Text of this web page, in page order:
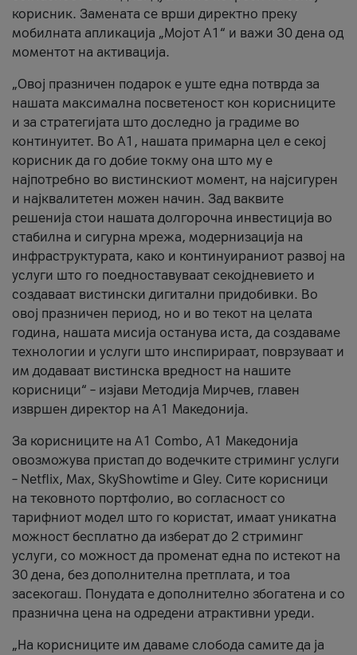
корисник. Замената се врши директно преку
мобилната апликација „Мојот А1“ и важи 30 дена од
моментот на активација.
„Овој празничен подарок е уште една потврда за
нашата максимална посветеност кон корисниците
и за стратегијата што доследно ја градиме во
континуитет. Во А1, нашата примарна цел е секој
корисник да го добие токму она што му е
најпотребно во вистинскиот момент, на најсигурен
и најквалитетен можен начин. Зад ваквите
решенија стои нашата долгорочна инвестиција во
стабилна и сигурна мрежа, модернизација на
инфраструктурата, како и континуираниот развој на
услуги што го поедноставуваат секојдневието и
создаваат вистински дигитални придобивки. Во
овој празничен период, но и во текот на целата
година, нашата мисија останува иста, да создаваме
технологии и услуги што инспирираат, поврзуваат и
им додаваат вистинска вредност на нашите
корисници“ – изјави Методија Мирчев, главен
извршен директор на А1 Македонија.
За корисниците на A1 Combo, А1 Македонија
овозможува пристап до водечките стриминг услуги
– Netflix, Max, SkyShowtime и Gley. Сите корисници
на тековното портфолио, во согласност со
тарифниот модел што го користат, имаат уникатна
можност бесплатно да изберат до 2 стриминг
услуги, со можност да променат една по истекот на
30 дена, без дополнителна претплата, и тоа
засекогаш. Понудата е дополнително збогатена и со
празнична цена на одредени атрактивни уреди.
„На корисниците им даваме слобода самите да ја